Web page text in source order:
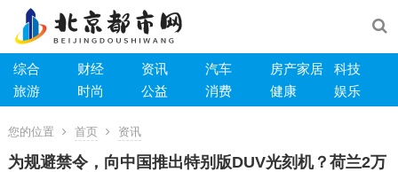
综合 财经 资讯 汽车 房产家居
科技
旅游
时尚 公益 消费 健康 娱乐
您的位置 首页 资讯
为规避禁令，向中国推出特别版DUV光刻机？荷兰2万